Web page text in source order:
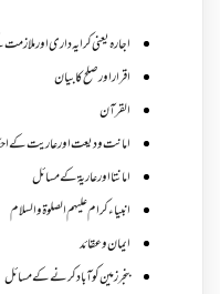
اجارہ یعنی کرایہ داری اور
اقرار اور صلح کا بیان
القرآن
امانت ودیعت اورعاریت کے
امانتا اور عاریة کے مسائل
انبیاء کرام علیہم الصلوۃ والسلام
ایمان وعقائد
بنجر زمین کو آباد کرنے کے مسائل